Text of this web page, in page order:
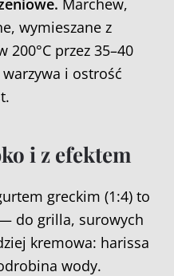
Marchew,
wymieszane z
przez 35–40
i ostrość
i z efektem
greckim (1:4) to
do grilla, surowych
kremowa: harissa
wody.